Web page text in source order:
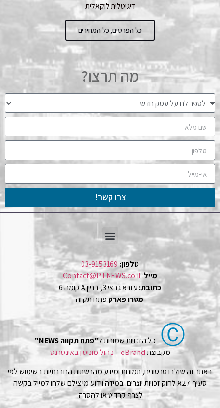
דיגיטלית לוקאלית
כל הפרטים, כל המחירים
מה תרצו?
צרו קשר!
טלפון:03-9153169
מייל:
Contact@PTNEWS.co.il
כתובת: עזרא גבאי 3, בניין A קומה 6
מטרו פארק פתח תקווה
Ⓒ כל הזכויות שמורות ל"פתח תקווה NEWS"
מקבוצתeBrand – ניהול מוניטין באינטרנט
באתר זה שולבו סרטונים, תמונות ומידע מהרשתות החברתיות בשימוש לפי
סעיף 27א לחוק זכויות יוצרים. במידה וידוע מי צילם שלחו למייל בקשה
לצרף קרדיט או להסרה.